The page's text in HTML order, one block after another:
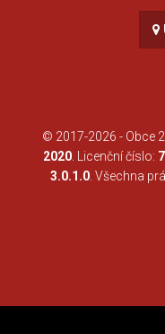
© 2017-2026 - Obce
2020 . Licenční číslo:
3.0.1.0. Všechna